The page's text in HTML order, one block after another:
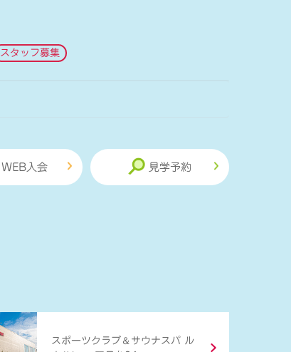
スタッフ募集
WEB入会 見学予約
スポーツクラブ ＆ サウナスパ ル